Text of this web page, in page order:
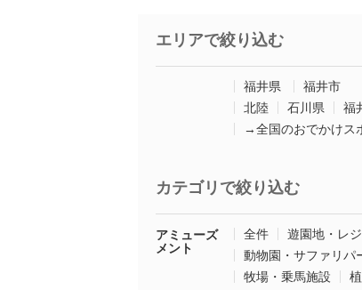
エリアで絞り込む
福井県
福井市
北陸
石川県
福
→全国のおでかけス
カテゴリで絞り込む
アミューズ
メント
全件 遊園地・レ
動物園・サファリパ
牧場・乗馬施設